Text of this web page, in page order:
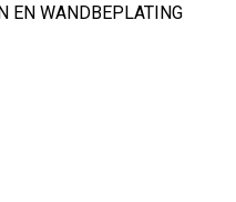
EN WANDBEPLATING